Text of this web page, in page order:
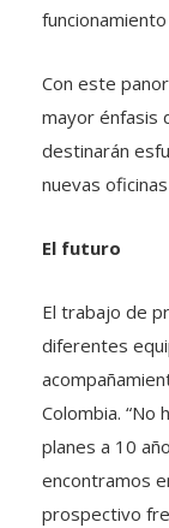
Con este
mayor énfasis
destinarán
nuevas
El futuro
El trabajo de
diferentes
Colombia.
planes a 10
encontramos
prospectivo